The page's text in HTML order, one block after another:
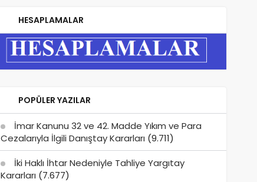
HESAPLAMALAR
POPÜLER YAZILAR
İmar Kanunu 32 ve 42. Madde Yıkım ve Para
Cezalarıyla İlgili Danıştay Kararları (9.711)
İki Haklı İhtar Nedeniyle Tahliye Yargıtay
Kararları (7.677)